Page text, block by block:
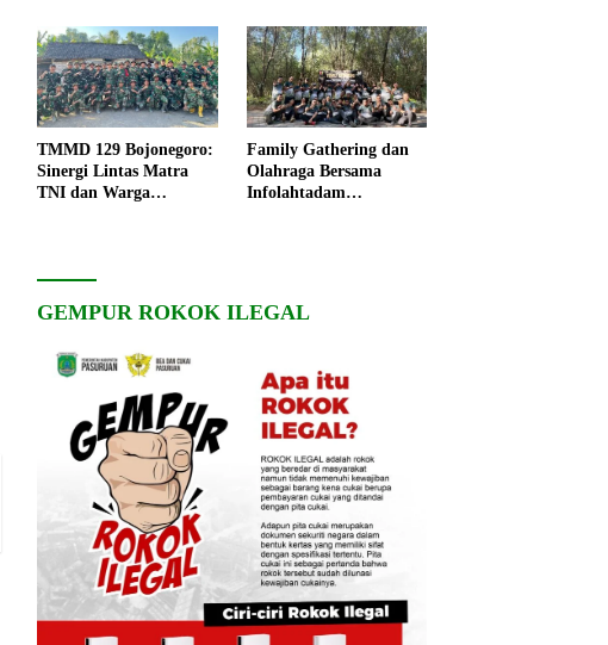
TMMD 129 Bojonegoro:
Sinergi Lintas Matra
TNI dan Warga
Family Gathering dan
Olahraga Bersama
Infolahtadam
GEMPUR ROKOK ILEGAL